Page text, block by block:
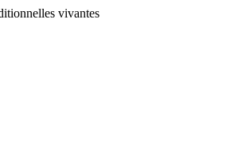
vivantes